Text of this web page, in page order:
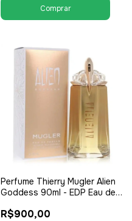
Perfume Thierry Mugler Alien
Goddess 90ml - EDP Eau de
R$900,00